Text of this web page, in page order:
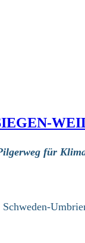
für